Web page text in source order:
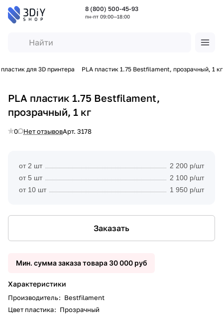
8 (800) 500-45-93
пн-пт 09:00—18:00
для 3D принтера PLA пластик 1.75 Bestfilament, прозрачный, 1 кг
PLA пластик 1.75 Bestfilament,
прозрачный, 1 кг
0 Нет отзывовАрт. 3178
от 2 шт
2 200 р/шт
от 5 шт
2 100 р/шт
от 10 шт
1 950 р/шт
Заказать
Мин. сумма заказа товара 30 000 руб
Характеристики
Производитель: Bestfilament
Цвет пластика: Прозрачный